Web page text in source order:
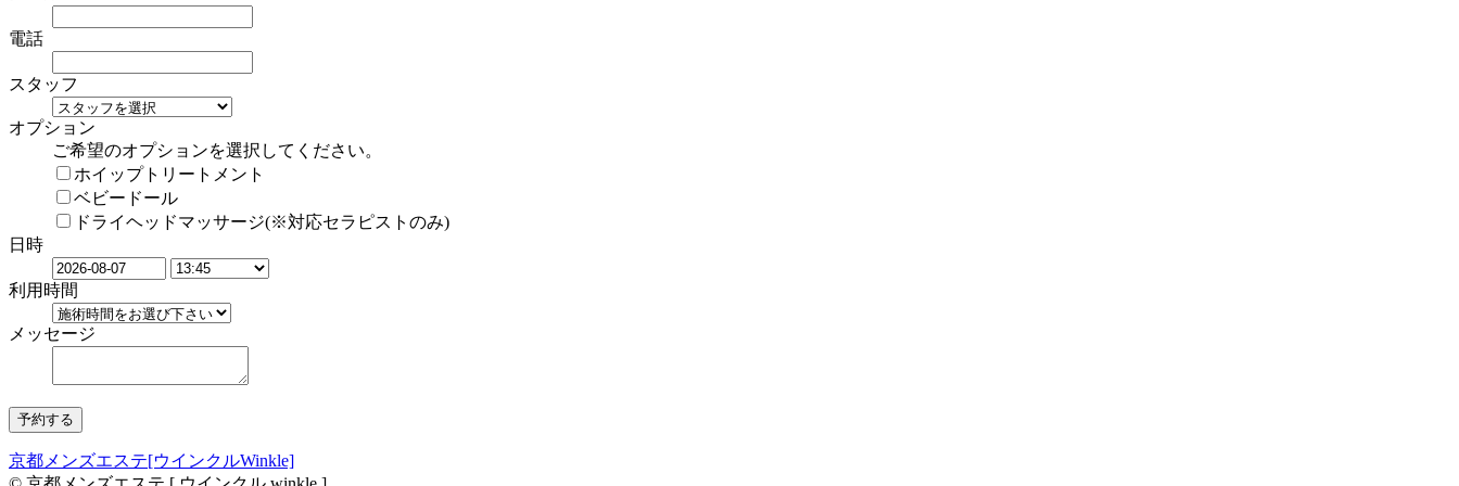
電話
スタッフ
オプション
ご希望のオプションを選択してください。
ホイップトリートメント
ベビードール
ドライヘッドマッサージ(※対応セラピストのみ)
日時
利用時間
メッセージ
京都メンズエステ[ウインクルWinkle]